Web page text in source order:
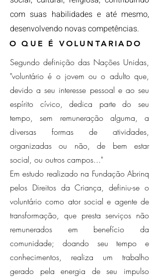
com suas habilidades e até mesmo,
desenvolvendo novas competências.
O QUE É VOLUNTARIADO
Segundo definição das Nações Unidas,
"voluntário é o jovem ou o adulto que,
devido a seu interesse pessoal e ao seu
espírito cívico, dedica parte do seu
tempo, sem remuneração alguma, a
diversas formas de atividades,
organizadas ou não, de bem estar
social, ou outros campos..."
Em estudo realizado na Fundação Abrinq
pelos Direitos da Criança, definiu-se o
voluntário como ator social e agente de
transformação, que presta serviços não
remunerados em benefício da
comunidade; doando seu tempo e
conhecimentos, realiza um trabalho
gerado pela energia de seu impulso